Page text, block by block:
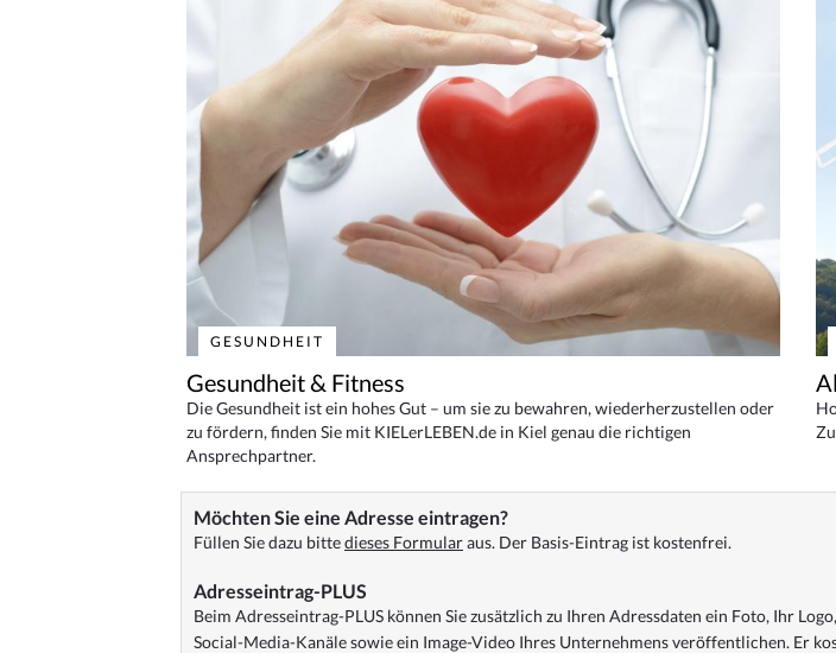
GESUNDHEIT
Gesundheit & Fitness
Die Gesundheit ist ein hohes Gut – um sie zu bewahren, wiederherzustellen oder
zu fördern, finden Sie mit KIELerLEBEN.de in Kiel genau die richtigen
Ansprechpartner.
Möchten Sie eine Adresse eintragen?
Füllen Sie dazu bittedieses Formularaus. Der Basis-Eintrag ist kostenfrei.
Adresseintrag-PLUS
Beim Adresseintrag-PLUS können Sie zusätzlich zu Ihren Adressdaten ein Foto, Ihr
Social-Media-Kanäle sowie ein Image-Video Ihres Unternehmens veröffentlichen. Er